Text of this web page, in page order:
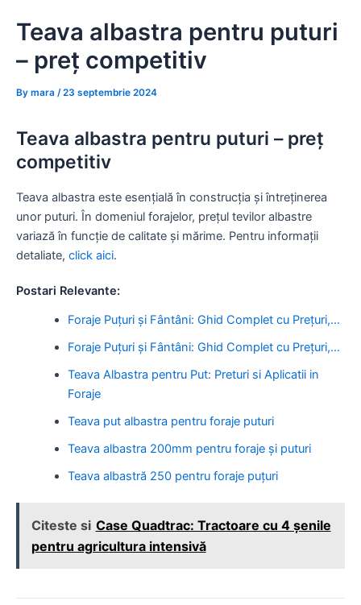
Teava albastra pentru puturi
– preț competitiv
By mara /23 septembrie 2024
Teava albastra pentru puturi – preț
competitiv
Teava albastra este esențială în construcția și întreținerea
unor puturi. În domeniul forajelor, prețul tevilor albastre
variază în funcție de calitate și mărime. Pentru informații
detaliate, click aici.
Postari Relevante:
Foraje Puțuri și Fântâni: Ghid Complet cu Prețuri,…
Foraje Puțuri și Fântâni: Ghid Complet cu Prețuri,…
Teava Albastra pentru Put: Preturi si Aplicatii in
Foraje
Teava put albastra pentru foraje puturi
Teava albastra 200mm pentru foraje și puturi
Teava albastră 250 pentru foraje puțuri
Citeste si Case Quadtrac: Tractoare cu 4 șenile
pentru agricultura intensivă